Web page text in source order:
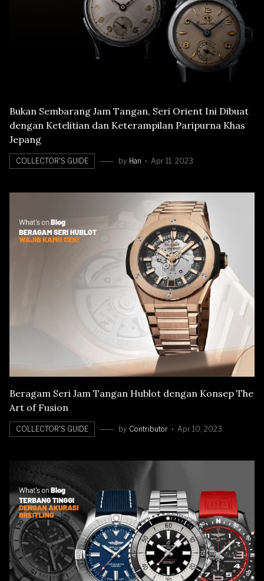
Bukan Sembarang Jam Tangan, Seri Orient Ini Dibuat
dengan Ketelitian dan Keterampilan Paripurna Khas
Jepang
COLLECTOR'S GUIDE by Han Apr 11, 2023
Beragam Seri Jam Tangan Hublot dengan Konsep The
Art of Fusion
COLLECTOR'S GUIDE by Contributor Apr 10, 2023